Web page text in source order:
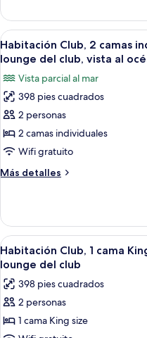
con
acceso
al
salón
lounge
del
club,
vista
al
océano
Club,
cama
King
con
acceso
al
salón
lounge
club,
vista
al
Abrir
todas
fotos
de
Habitación
Club,
2
camas
individuales,
acceso
al
salón
lounge
del
club,
vista
al
11
Habitación Club, 2 camas
lounge del club, vista al
Vista parcial al mar
398 pies cuadrados
2 personas
2 camas individuales
Wifi gratuito
Más detalles
Más
Club,
camas
individuales,
acceso
al
lounge
Abrir
todas
las
fotos
de
Habitación
8
Habitación Club, 1 cama
lounge del club
398 pies cuadrados
2 personas
1 cama King size